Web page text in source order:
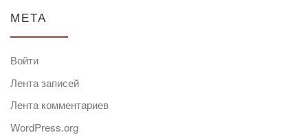
МЕТА
Войти
Лента записей
Лента комментариев
WordPress.org